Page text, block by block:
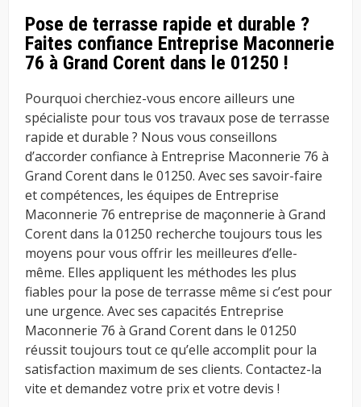
Pose de terrasse rapide et durable ?
Faites confiance Entreprise Maconnerie
76 à Grand Corent dans le 01250 !
Pourquoi cherchiez-vous encore ailleurs une
spécialiste pour tous vos travaux pose de terrasse
rapide et durable ? Nous vous conseillons
d’accorder confiance à Entreprise Maconnerie 76 à
Grand Corent dans le 01250. Avec ses savoir-faire
et compétences, les équipes de Entreprise
Maconnerie 76 entreprise de maçonnerie à Grand
Corent dans la 01250 recherche toujours tous les
moyens pour vous offrir les meilleures d’elle-
même. Elles appliquent les méthodes les plus
fiables pour la pose de terrasse même si c’est pour
une urgence. Avec ses capacités Entreprise
Maconnerie 76 à Grand Corent dans le 01250
réussit toujours tout ce qu’elle accomplit pour la
satisfaction maximum de ses clients. Contactez-la
vite et demandez votre prix et votre devis !